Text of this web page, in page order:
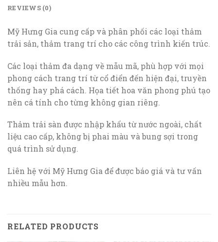
REVIEWS (0)
Mỹ Hưng Gia cung cấp và phân phối các loại thảm
trải sản, thảm trang trí cho các công trình kiến trúc.
Các loại thảm đa dạng về mẫu mã, phù hợp với mọi
phong cách trang trí từ cổ điển đến hiện đại, truyền
thống hay phá cách. Họa tiết hoa văn phong phú tạo
nên cá tính cho từng không gian riêng.
Thảm trải sàn được nhập khẩu từ nước ngoài, chất
liệu cao cấp, không bị phai màu và bung sợi trong
quá trình sử dụng.
Liên hệ với Mỹ Hưng Gia để được báo giá và tư vấn
nhiều mẫu hơn.
RELATED PRODUCTS